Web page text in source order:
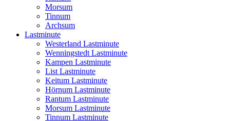
Morsum
Tinnum
Archsum
Lastminute
Westerland Lastminute
Wenningstedt Lastminute
Kampen Lastminute
List Lastminute
Keitum Lastminute
Hörnum Lastminute
Rantum Lastminute
Morsum Lastminute
Tinnum Lastminute